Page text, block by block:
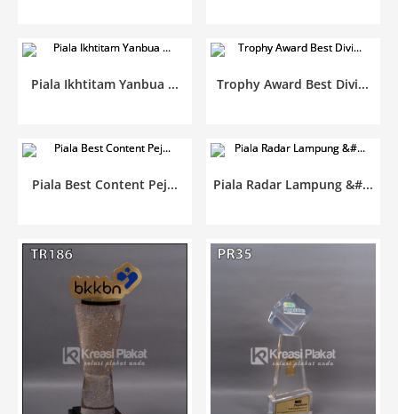
Piala Ikhtitam Yanbua ... Trophy Award Best Divi...
Piala Best Content Pej... Piala Radar Lampung &#...